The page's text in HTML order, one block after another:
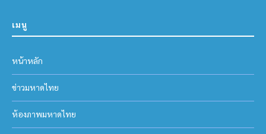
เมนู
หน้าหลัก
ข่าวมหาดไทย
ห้องภาพมหาดไทย